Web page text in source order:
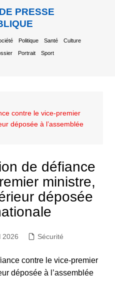
PRESSE
Politique Santé Culture
Portrait Sport
contre le vice-premier
déposée à l’assemblée
de défiance
ministre,
déposée
2026 Sécurité